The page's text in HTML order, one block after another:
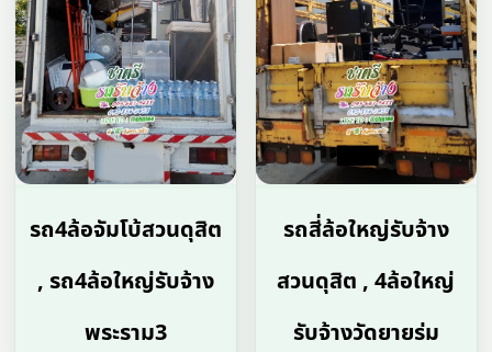
รถ4ล้อจัมโบ้สวนดุสิต
, รถ4ล้อใหญ่รับจ้าง
พระราม3
รถสี่ล้อใหญ่รับจ้าง
สวนดุสิต , 4ล้อใหญ่
รับจ้างวัดยายร่ม